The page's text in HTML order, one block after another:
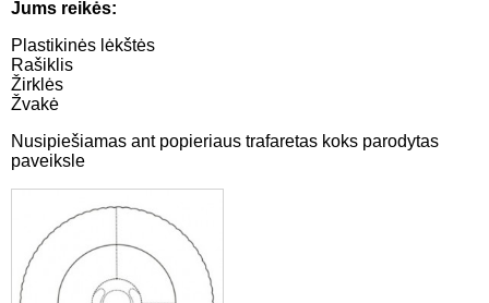
Jums reikės:
Plastikinės lėkštės
Rašiklis
Žirklės
Žvakė
Nusipiešiamas ant popieriaus trafaretas koks parodytas
paveiksle